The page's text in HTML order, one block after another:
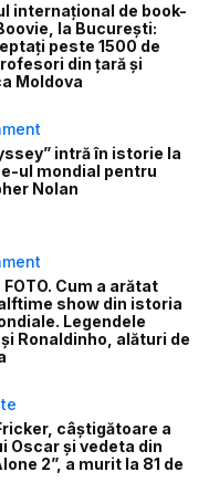
internațional de book-
la București:
peste 1500 de
din țară și
Moldova
intră în istorie la
ul mondial pentru
Nolan
FOTO. Cum a arătat
show din istoria
Legendele
Ronaldinho, alături de
câștigătoare a
Oscar și vedeta din
2”, a murit la 81 de